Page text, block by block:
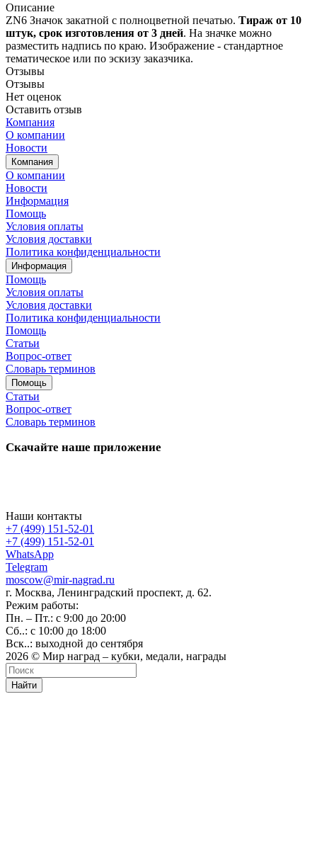
Описание
ZN6 Значок закатной с полноцветной печатью. Тираж от 10
штук, срок изготовления от 3 дней. На значке можно
разместить надпись по краю. Изображение - стандартное
тематическое или по эскизу заказчика.
Отзывы
Отзывы
Нет оценок
Оставить отзыв
Компания
О компании
Новости
Компания
О компании
Новости
Информация
Помощь
Условия оплаты
Условия доставки
Политика конфиденциальности
Информация
Помощь
Условия оплаты
Условия доставки
Политика конфиденциальности
Помощь
Статьи
Вопрос-ответ
Словарь терминов
Помощь
Статьи
Вопрос-ответ
Словарь терминов
Скачайте наше приложение
Наши контакты
+7 (499) 151-52-01
+7 (499) 151-52-01
WhatsApp
Telegram
moscow@mir-nagrad.ru
г. Москва, Ленинградский проспект, д. 62.
Режим работы:
Пн. – Пт.: с 9:00 до 20:00
Сб..: с 10:00 до 18:00
Вск..: выходной до сентября
2026 © Мир наград – кубки, медали, награды
Найти